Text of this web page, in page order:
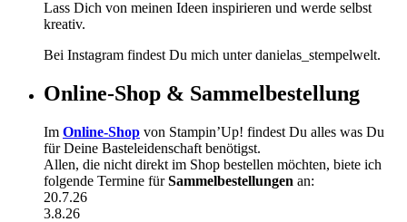
Lass Dich von meinen Ideen inspirieren und werde selbst
kreativ.
Bei Instagram findest Du mich unter danielas_stempelwelt.
Online-Shop & Sammelbestellung
Im Online-Shop von Stampin’Up! findest Du alles was Du
für Deine Basteleidenschaft benötigst.
Allen, die nicht direkt im Shop bestellen möchten, biete ich
folgende Termine fürSammelbestellungen an:
20.7.26
3.8.26